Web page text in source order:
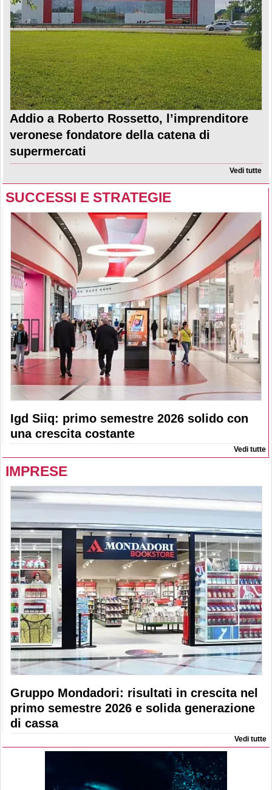
Addio a Roberto Rossetto, l’imprenditore
veronese fondatore della catena di
supermercati
Vedi tutte
SUCCESSI E STRATEGIE
Igd Siiq: primo semestre 2026 solido con
una crescita costante
Vedi tutte
IMPRESE
Gruppo Mondadori: risultati in crescita nel
primo semestre 2026 e solida generazione
di cassa
Vedi tutte